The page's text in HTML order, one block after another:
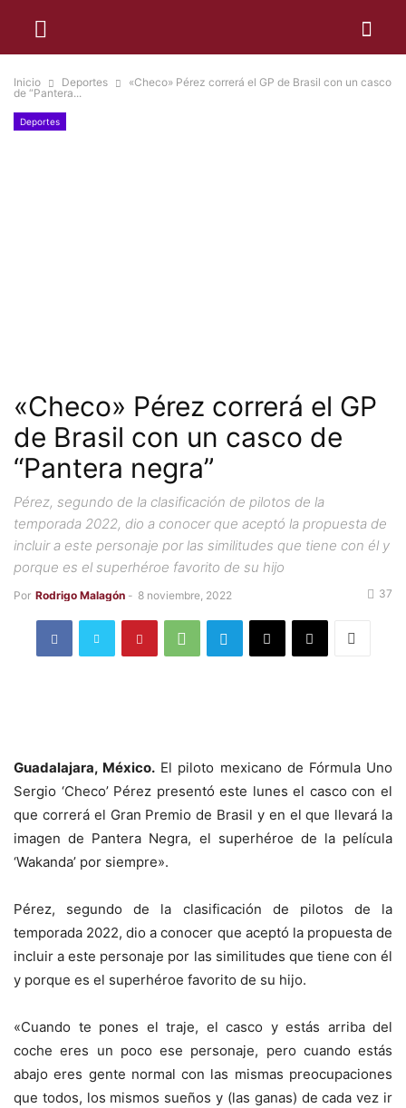
Inicio Deportes
«Checo» Pérez correrá el GP de Brasil con un casco
de “Pantera...
Deportes
«Checo» Pérez correrá el GP
de Brasil con un casco de
“Pantera negra”
Pérez, segundo de la clasificación de pilotos de la
temporada 2022, dio a conocer que aceptó la propuesta de
incluir a este personaje por las similitudes que tiene con él y
porque es el superhéroe favorito de su hijo
Por Rodrigo Malagón - 8 noviembre, 2022 37
Guadalajara, México. El piloto mexicano de Fórmula Uno
Sergio ‘Checo’ Pérez presentó este lunes el casco con el
que correrá el Gran Premio de Brasil y en el que llevará la
imagen de Pantera Negra, el superhéroe de la película
‘Wakanda’ por siempre».
Pérez, segundo de la clasificación de pilotos de la
temporada 2022, dio a conocer que aceptó la propuesta de
incluir a este personaje por las similitudes que tiene con él
y porque es el superhéroe favorito de su hijo.
«Cuando te pones el traje, el casco y estás arriba del
coche eres un poco ese personaje, pero cuando estás
abajo eres gente normal con las mismas preocupaciones
que todos, los mismos sueños y (las ganas) de cada vez ir